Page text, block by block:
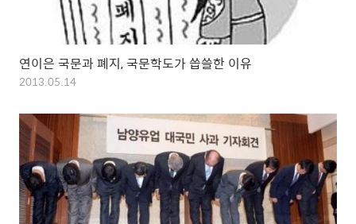
연이은 국문과 폐지, 국문학도가 씁쓸한 이유
2013.05.14